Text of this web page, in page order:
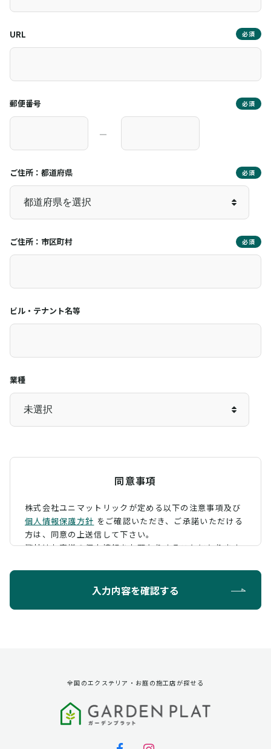
URL 必須
郵便番号 必須
―
ご住所：都道府県 必須
ご住所：市区町村 必須
ビル・テナント名等
業種
同意事項
株式会社ユニマットリックが定める以下の注意事項及び
個人情報保護方針 をご確認いただき、 ご承諾いただける
方は、同意の上送信して下さい。
弊社はお客様の個人情報をお預かりすることになります
ように定め、保護に努めております。
第三者への提供
弊社は法律で定められている場合を除いて、お客様の個
入力内容を確認する
全国のエクステリア・お庭の施工店が探せる